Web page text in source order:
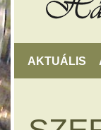
AKTUÁLIS